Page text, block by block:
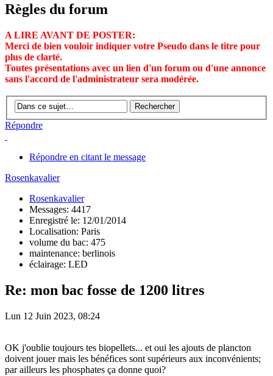
Règles du forum
A LIRE AVANT DE POSTER:
Merci de bien vouloir indiquer votre Pseudo dans le titre pour
plus de clarté.
Toutes présentations avec un lien d'un forum ou d'une annonce
sans l'accord de l'administrateur sera modérée.
Répondre
Répondre en citant le message
Rosenkavalier
Rosenkavalier
Messages: 4417
Enregistré le: 12/01/2014
Localisation: Paris
volume du bac: 475
maintenance: berlinois
éclairage: LED
Re: mon bac fosse de 1200 litres
Lun 12 Juin 2023, 08:24
OK j'oublie toujours tes biopellets... et oui les ajouts de plancton
doivent jouer mais les bénéfices sont supérieurs aux inconvénients;
par ailleurs les phosphates ça donne quoi?